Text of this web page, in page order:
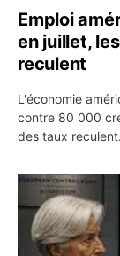
Emploi
en juillet,
reculent
L'économie
contre 80 000
des taux reculent.
Yen :